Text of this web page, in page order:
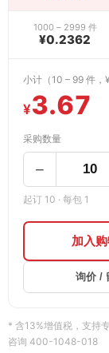
1000 – 2999 件
¥0.2362
采购数量
−
起订 10 · 每包 1
小计（10 – 99 件，
¥3.67
加入
询价 /
* 含13%增值税，支持
咨询 400-1048-018